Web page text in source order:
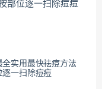
全实用最快祛痘方法
逐一扫除痘痘